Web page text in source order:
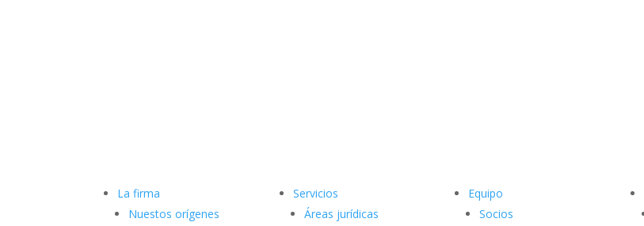
La firma
Nuestos orígenes
Servicios
Áreas jurídicas
Equipo
Socios